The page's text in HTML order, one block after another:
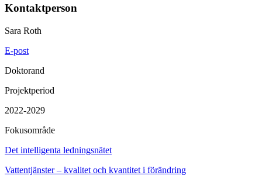
Kontaktperson
Sara Roth
E-post
Doktorand
Projektperiod
2022-2029
Fokusområde
Det intelligenta ledningsnätet
Vattentjänster – kvalitet och kvantitet i förändring